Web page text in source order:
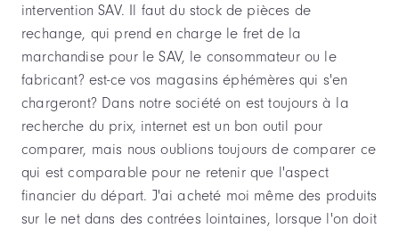
intervention SAV. Il faut du stock de pièces de
rechange, qui prend en charge le fret de la
marchandise pour le SAV, le consommateur ou le
fabricant? est-ce vos magasins éphémères qui s'en
chargeront? Dans notre société on est toujours à la
recherche du prix, internet est un bon outil pour
comparer, mais nous oublions toujours de comparer ce
qui est comparable pour ne retenir que l'aspect
financier du départ. J'ai acheté moi même des produits
sur le net dans des contrées lointaines, lorsque l'on doit